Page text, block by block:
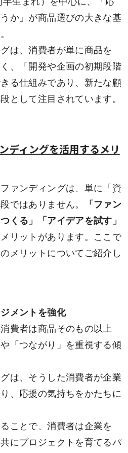
か」が商品選びの大きな基
は、消費者が単に商品を
、「開発や企画の初期段階
る仕組みであり、新たな顧
として注目されています。
ディングを活用するメリ
ァンディングは、単に「資
ではありません。
「ファン
くる」「アイデアを試す」
リットがあります。ここで
メリットについてご紹介し
メントを強化
費者は商品そのもの以上
「つながり」を重視する傾
は、そうした消費者が企業
、応援の気持ちをかたちに
ことで、消費者は企業を
にプロジェクトを育てるパ